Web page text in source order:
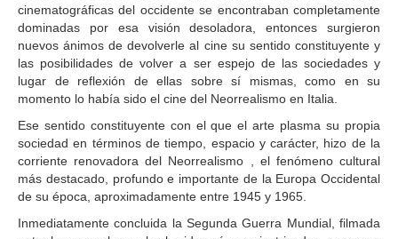
cinematográficas del occidente se encontraban completamente
dominadas por esa visión desoladora, entonces surgieron
nuevos ánimos de devolverle al cine su sentido constituyente y
las posibilidades de volver a ser espejo de las sociedades y
lugar de reflexión de ellas sobre sí mismas, como en su
momento lo había sido el cine del Neorrealismo en Italia.
Ese sentido constituyente con el que el arte plasma su propia
sociedad en términos de tiempo, espacio y carácter, hizo de la
corriente renovadora del Neorrealismo , el fenómeno cultural
más destacado, profundo e importante de la Europa Occidental
de su época, aproximadamente entre 1945 y 1965.
Inmediatamente concluida la Segunda Guerra Mundial, filmada